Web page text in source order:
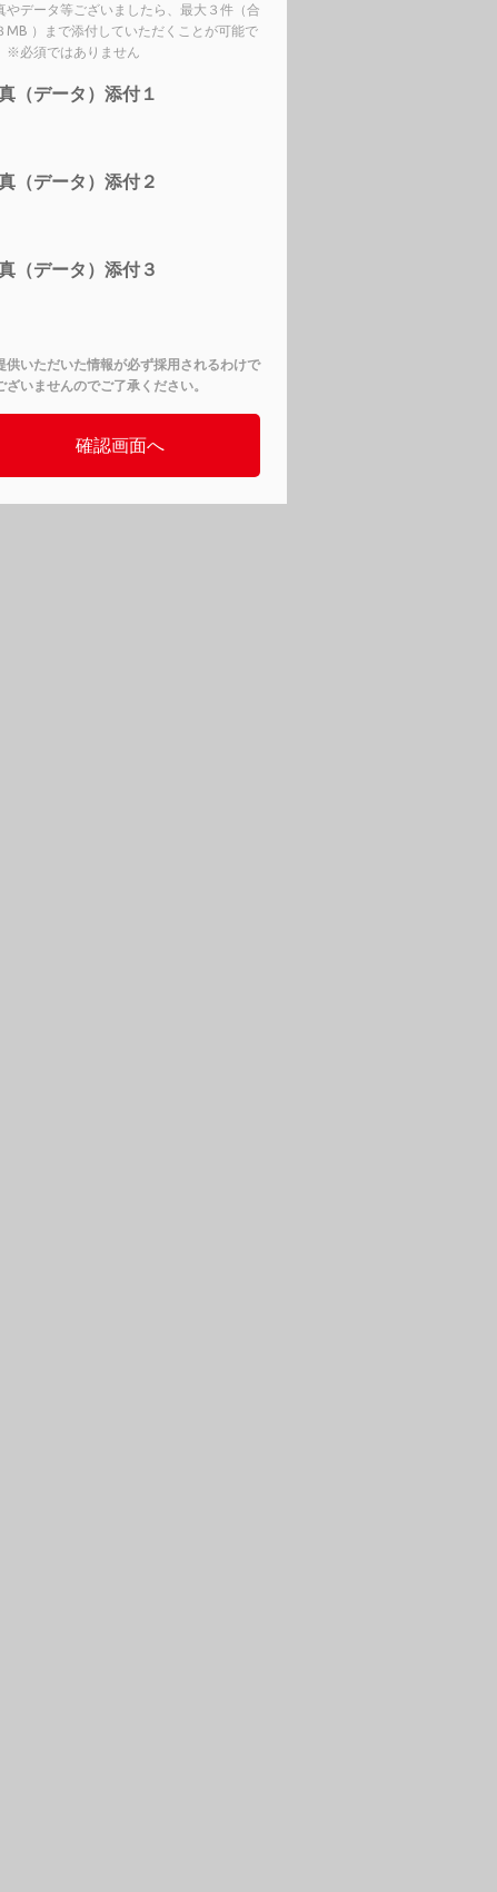
やデータ等ございましたら、最大３件（合
MB ）まで添付していただくことが可能で
※必須ではありません
（データ）添付１
（データ）添付２
（データ）添付３
供いただいた情報が必ず採用されるわけで
ざいませんのでご了承ください。